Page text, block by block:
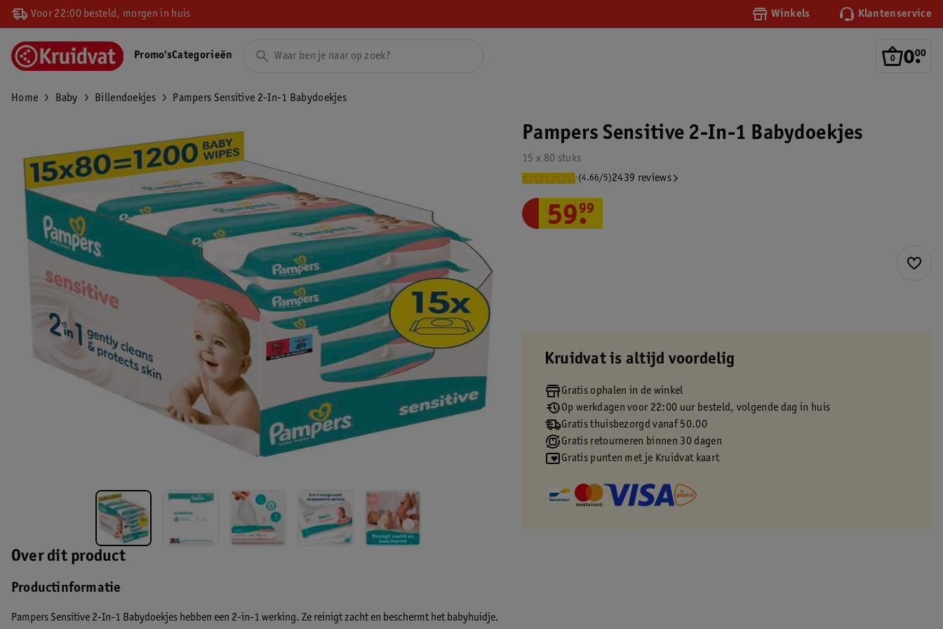
Voor 22:00 besteld, morgen in huis Winkels Klantenservice
0.
00
Promo'sCategorieën
Home Baby Billendoekjes Pampers Sensitive 2-In-1 Babydoekjes
Over dit product
Productinformatie
Pampers Sensitive 2-In-1 Babydoekjes hebben een 2-in-1 werking. Ze reinigt zacht en beschermt het babyhuidje.
Pampers Sensitive 2-In-1 Babydoekjes
15 x 80 stuks
(4.66/5)2439 reviews
59.
99
Kruidvat is altijd voordelig
Gratis ophalen in de winkel
Op werkdagen voor 22:00 uur besteld, volgende dag in huis
Gratis thuisbezorgd vanaf 50.00
Gratis retourneren binnen 30 dagen
Gratis punten met je Kruidvat kaart